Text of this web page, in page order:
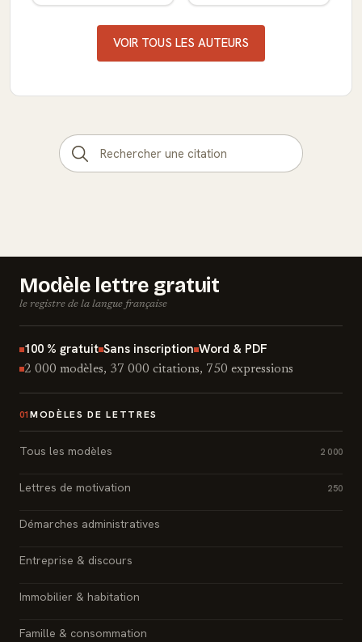
VOIR TOUS LES AUTEURS
Modèle lettre gratuit
le registre de la langue française
100 % gratuit Sans inscription Word & PDF
2 000 modèles, 37 000 citations, 750 expressions
01 MODÈLES DE LETTRES
Tous les modèles 2 000
Lettres de motivation 250
Démarches administratives
Entreprise & discours
Immobilier & habitation
Famille & consommation